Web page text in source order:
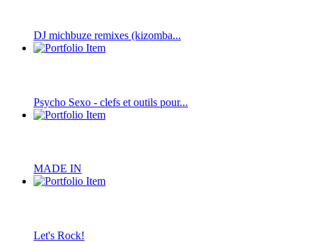
DJ michbuze remixes (kizomba...
Psycho Sexo - clefs et outils pour...
MADE IN
Let's Rock!